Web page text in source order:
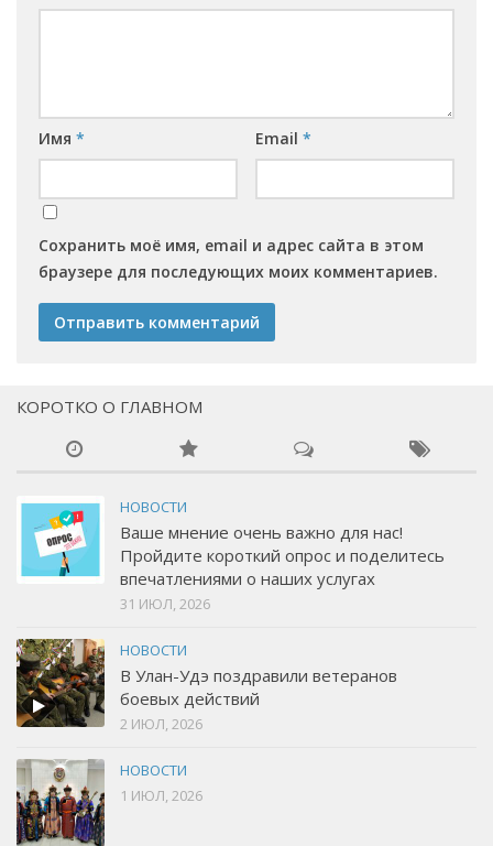
Имя * Email *
Сохранить моё имя, email и адрес сайта в этом
браузере для последующих моих комментариев.
КОРОТКО О ГЛАВНОМ
НОВОСТИ
Ваше мнение очень важно для нас!
Пройдите короткий опрос и поделитесь
впечатлениями о наших услугах
31 ИЮЛ, 2026
НОВОСТИ
В Улан-Удэ поздравили ветеранов
боевых действий
2 ИЮЛ, 2026
НОВОСТИ
1 ИЮЛ, 2026